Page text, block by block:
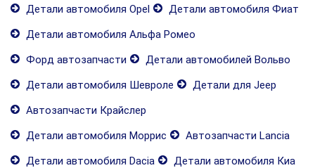
Детали автомобиля Opel
Детали автомобиля Фиат
Детали автомобиля Альфа Ромео
Форд автозапчасти
Детали автомобилей Вольво
Детали автомобиля Шевроле
Детали для Jeep
Автозапчасти Крайслер
Детали автомобиля Моррис
Автозапчасти Lancia
Детали автомобиля Dacia
Детали автомобиля Киа